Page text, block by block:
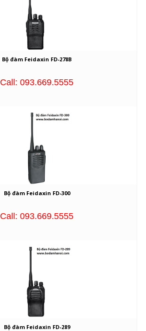
Bộ đàm Feidaxin FD-278B
Call: 093.669.5555
Bộ đàm Feidaxin FD-300
Call: 093.669.5555
Bộ đàm Feidaxin FD-289